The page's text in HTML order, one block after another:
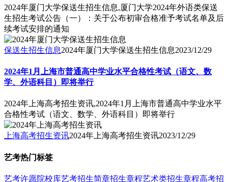
2024年厦门大学保送生招生信息,厦门大学2024年外语类保送
生招生考试公告（一）：关于公布初审合格准予考试名单及后
续考试安排的通知
保送生招生信息 2024年厦门大学保送生招生信息 2023/12/29
2024年1月上海市普通高中学业水平合格性考试（语文、数
学、外语科目）即将举行
2024年上海高考招生资讯,2024年1月上海市普通高中学业水平
合格性考试（语文、数学、外语科目）即将举行
上海高考招生资讯 2024年上海高考招生资讯 2023/12/29
艺考热门标签
艺考许愿院校库艺考招生简章招生章程艺术类招生章程高考招